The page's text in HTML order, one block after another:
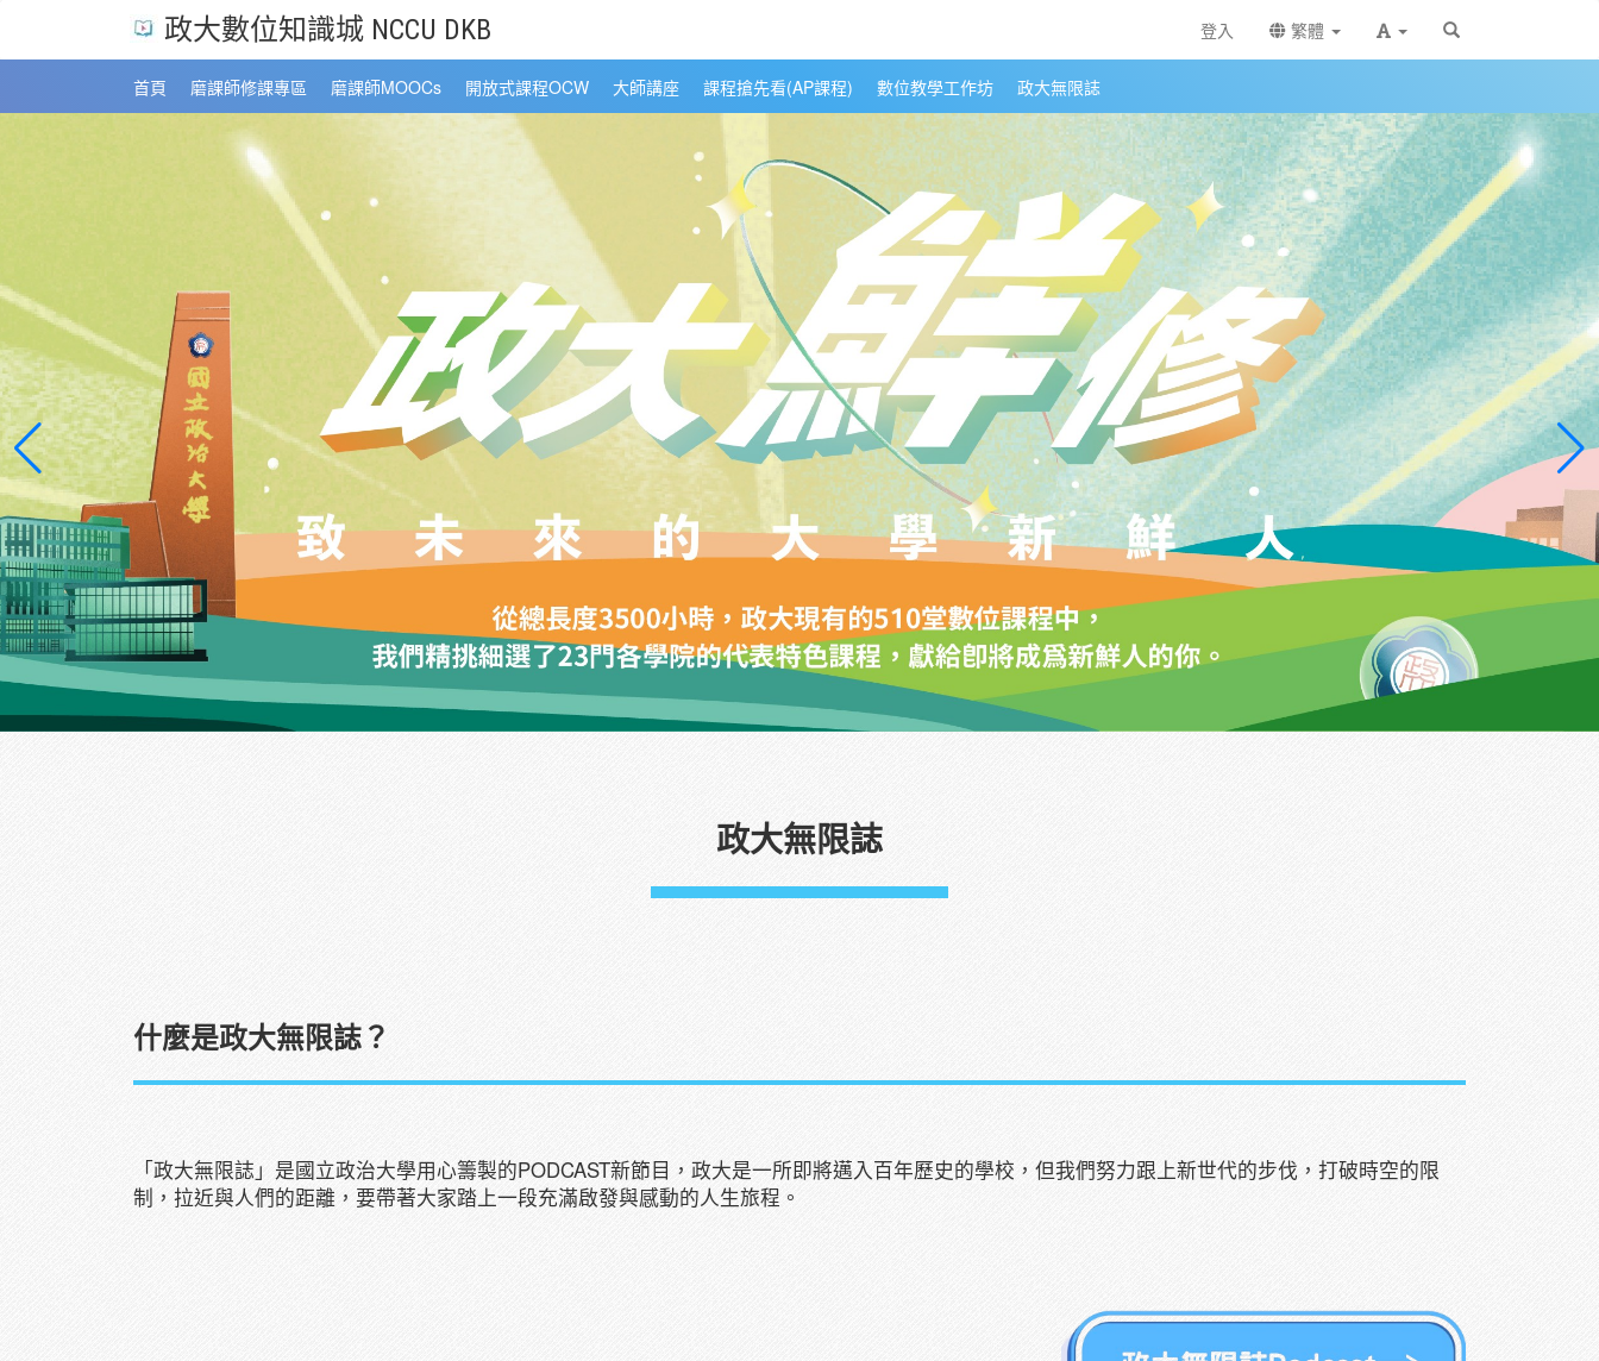
政大數位知識城 NCCU DKB 登入 繁體
首頁 磨課師修課專區 磨課師MOOCs 開放式課程OCW 大師講座 課程搶先看(AP課程) 數位教學工作坊 政大無限誌
政大無限誌
什麼是政大無限誌？
「政大無限誌」是國立政治大學用心籌製的PODCAST新節目，政大是一所即將邁入百年歷史的學校，但我們努力跟上新世代的步伐，打破時空的限
制，拉近與人們的距離，要帶著大家踏上一段充滿啟發與感動的人生旅程。